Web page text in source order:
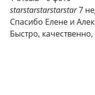
starstarstarstarstar7
Спасибо Елене и
Быстро,